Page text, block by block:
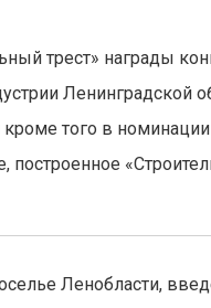
трест» награды
Ленинградской
того в
построенное
Ленобласти,